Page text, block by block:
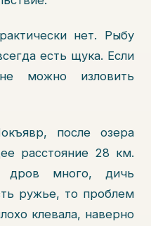
нет. Рыбу
есть щука. Если
можно изловить
после озера
расстояние 28 км.
много, дичь
ружье, то проблем
клевала, наверно